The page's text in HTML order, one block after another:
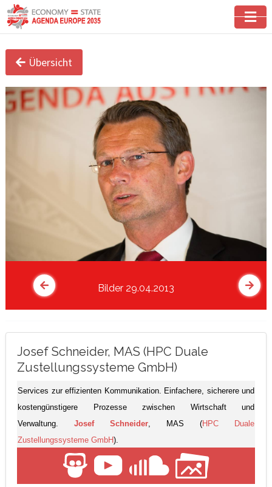
Übersicht
Bilder 29.04.2013
Josef Schneider, MAS (HPC Duale
Zustellungssysteme GmbH)
Services zur effizienten Kommunikation. Einfachere, sicherere und
kostengünstigere Prozesse zwischen Wirtschaft und
Verwaltung. Josef Schneider , MAS (HPC Duale
Zustellungssysteme GmbH).